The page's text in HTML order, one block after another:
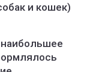
и кошек)